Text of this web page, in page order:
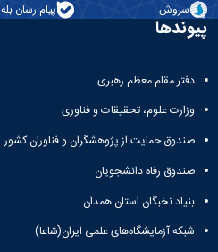
سروش پیام رسان بله
پیوندها
دفتر مقام معظم رهبری
وزارت علوم، تحقیقات و فناوری
صندوق حمایت از پژوهشگران و فناوران کشور
صندوق رفاه دانشجویان
بنیاد نخبگان استان همدان
شبکه آزمایشگاه‌های علمی ایران(شاعا)